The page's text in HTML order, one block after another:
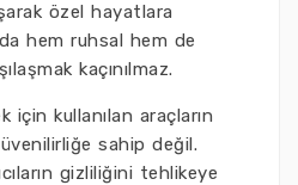
özel hayatlara
hem ruhsal hem de
kaçınılmaz.
için kullanılan araçların
sahip değil.
gizliliğini tehlikeye